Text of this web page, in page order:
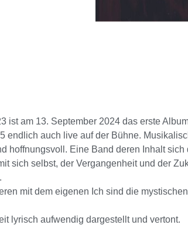
ist am 13. September 2024 das erste
endlich auch live auf der Bühne.
hoffnungsvoll. Eine Band deren Inhalt sich
sich selbst, der Vergangenheit und der
mit dem eigenen Ich sind die mystischen
lyrisch aufwendig dargestellt und vertont.